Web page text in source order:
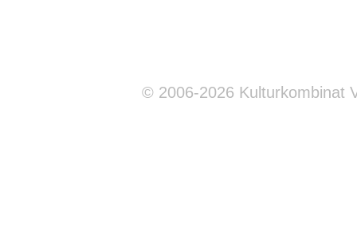
© 2006-2026